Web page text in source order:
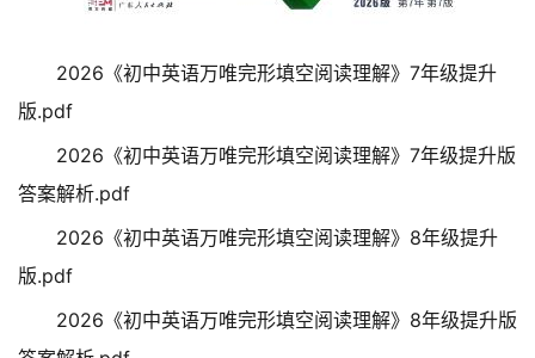
2026《初中英语万唯完形填空阅读理解》7年级提升
版.pdf
2026《初中英语万唯完形填空阅读理解》7年级提升版
答案解析.pdf
2026《初中英语万唯完形填空阅读理解》8年级提升
版.pdf
2026《初中英语万唯完形填空阅读理解》8年级提升版